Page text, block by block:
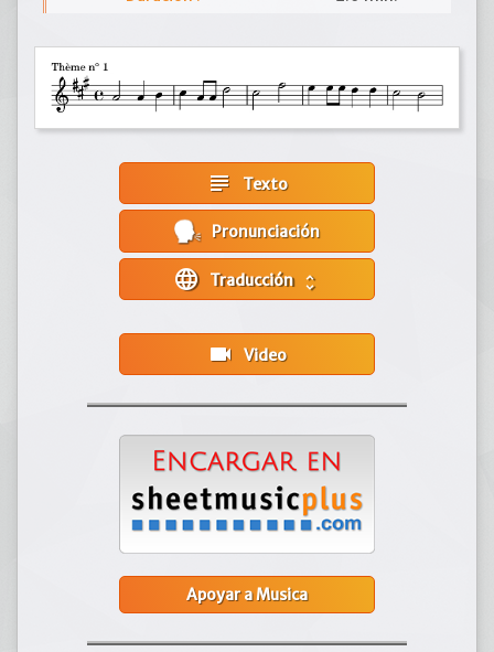
subject Texto
Pronunciación
language unfold_more
videocam Video
Apoyar a Musica